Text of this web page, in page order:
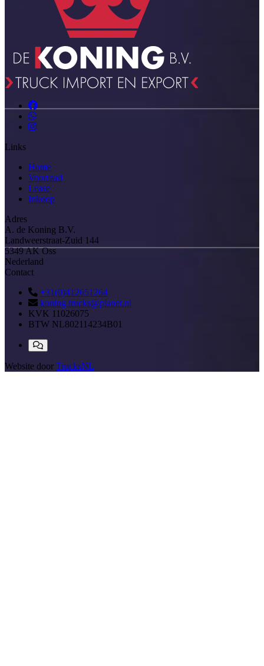
Links
Home
Voorraad
Lease
Inkoop
Adres
A. de Koning B.V.
Landweerstraat-Zuid 144
5349 AK Oss
Nederland
Contact
+31(0)412651264
koning.trucks@planet.nl
KVK 11026075
BTW NL802114234B01
Website door TrucksNL